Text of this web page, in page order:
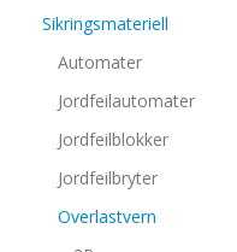
Sikringsmateriell
Automater
Jordfeilautomater
Jordfeilblokker
Jordfeilbryter
Overlastvern